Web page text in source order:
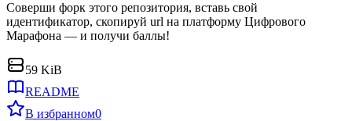
Соверши форк этого репозитория, вставь свой
идентификатор, скопируй url на платформу Цифрового
Марафона — и получи баллы!
59 KiB
README
В избранном0